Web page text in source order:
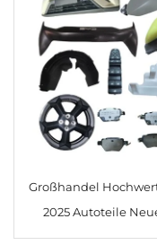
Großhandel
2025 Autoteile